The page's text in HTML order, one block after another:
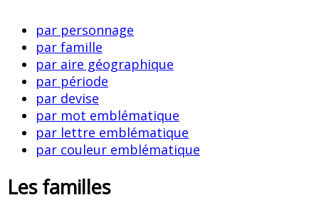
par personnage
par famille
par aire géographique
par période
par devise
par mot emblématique
par lettre emblématique
par couleur emblématique
Les familles